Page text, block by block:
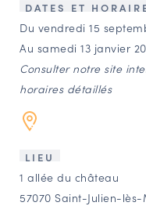
LES ACTIONS
CONTACT
Agenda
Annuaire
DATES ET
Du vendredi 15
Au samedi 13 janvier
Consulter notre site
horaires détaillés
LIEU
1 allée du château
57070 Saint-Julien-lès-